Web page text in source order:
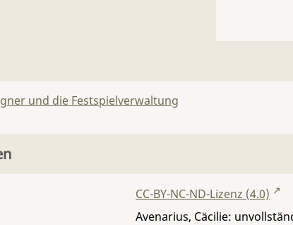
und die Festspielverwaltung
CC-BY-NC-ND-Lizenz (4.0)
Avenarius, Cäcilie: